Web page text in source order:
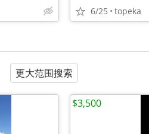
6/25 topeka
更大范围搜索
$3,500